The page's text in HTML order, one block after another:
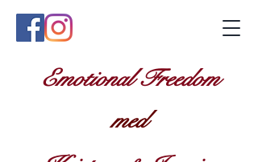
Emotional Freedom
med